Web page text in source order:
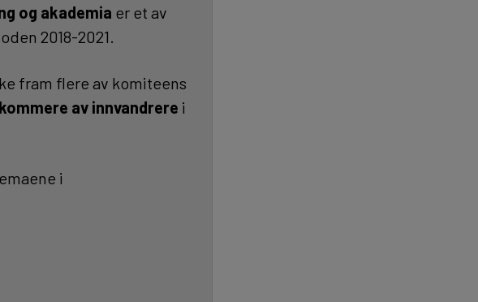
og akademia er et av
2018-2021.
fram flere av komiteens
av innvandrere i
i